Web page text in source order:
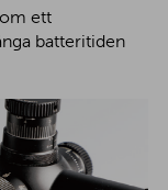
ett
batteritiden